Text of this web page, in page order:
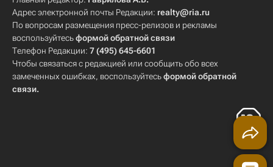
Адрес электронной почты Редакции: realty@ria.ru
По вопросам размещения пресс-релизов и рекламы
воспользуйтесьформой обратной связи
Телефон Редакции: 7 (495) 645-6601
Чтобы связаться с редакцией или сообщить обо всех
замеченных ошибках, воспользуйтесьформой обратной
связи.